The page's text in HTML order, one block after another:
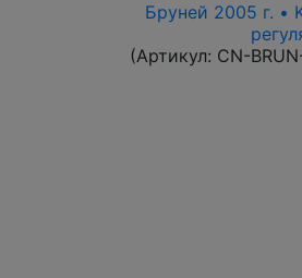
Бруней 2005 г. •
(Артикул: CN-